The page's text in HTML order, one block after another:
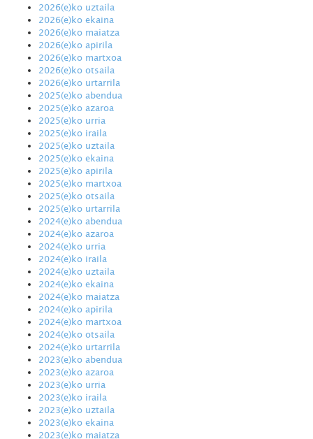
2026(e)ko uztaila
2026(e)ko ekaina
2026(e)ko maiatza
2026(e)ko apirila
2026(e)ko martxoa
2026(e)ko otsaila
2026(e)ko urtarrila
2025(e)ko abendua
2025(e)ko azaroa
2025(e)ko urria
2025(e)ko iraila
2025(e)ko uztaila
2025(e)ko ekaina
2025(e)ko apirila
2025(e)ko martxoa
2025(e)ko otsaila
2025(e)ko urtarrila
2024(e)ko abendua
2024(e)ko azaroa
2024(e)ko urria
2024(e)ko iraila
2024(e)ko uztaila
2024(e)ko ekaina
2024(e)ko maiatza
2024(e)ko apirila
2024(e)ko martxoa
2024(e)ko otsaila
2024(e)ko urtarrila
2023(e)ko abendua
2023(e)ko azaroa
2023(e)ko urria
2023(e)ko iraila
2023(e)ko uztaila
2023(e)ko ekaina
2023(e)ko maiatza